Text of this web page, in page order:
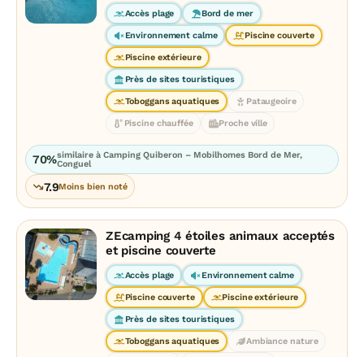
Accès plage Bord de mer
Environnement calme Piscine couverte
Piscine extérieure
Près de sites touristiques
Toboggans aquatiques Pataugeoire
Piscine chauffée Proche ville
70%similaire à Camping Quiberon – Mobilhomes Bord de Mer,
Conguel
7.9Moins bien noté
ZEcamping 4 étoiles animaux acceptés
et piscine couverte
Accès plage Environnement calme
Piscine couverte Piscine extérieure
Près de sites touristiques
Toboggans aquatiques Ambiance nature